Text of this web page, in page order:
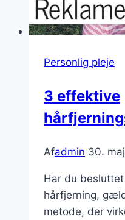
Personlig pleje
3 effektive
Afadmin 30.
Har du
hårfjerning,
metode, der